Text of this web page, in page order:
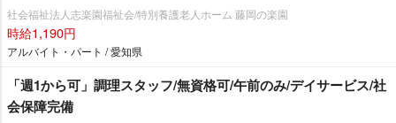
社会福祉法人志楽園福祉会/特別養護老人ホーム 藤岡の楽園
時給1,190円
アルバイト・パート / 愛知県
「週1から可」調理スタッフ/無資格可/午前のみ/デイサービス/社
会保障完備